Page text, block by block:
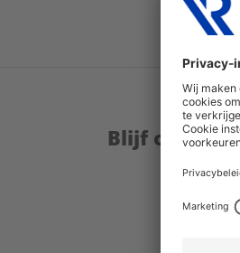
Blijf op de